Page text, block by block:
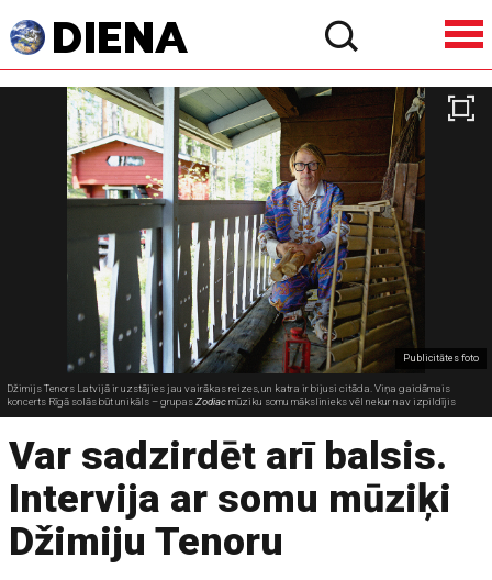
Publicitātes foto
Džimijs Tenors Latvijā ir uzstājies jau vairākas reizes, un katra ir bijusi citāda. Viņa gaidāmais
koncerts Rīgā solās būt unikāls – grupasZodiacmūziku somu mākslinieks vēl nekur nav izpildījis
Var sadzirdēt arī balsis.
Intervija ar somu mūziķi
Džimiju Tenoru